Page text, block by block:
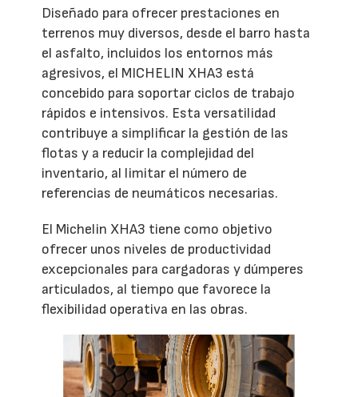
Diseñado para ofrecer prestaciones en
terrenos muy diversos, desde el barro hasta
el asfalto, incluidos los entornos más
agresivos, el MICHELIN XHA3 está
concebido para soportar ciclos de trabajo
rápidos e intensivos. Esta versatilidad
contribuye a simplificar la gestión de las
flotas y a reducir la complejidad del
inventario, al limitar el número de
referencias de neumáticos necesarias.
El Michelin XHA3 tiene como objetivo
ofrecer unos niveles de productividad
excepcionales para cargadoras y dúmperes
articulados, al tiempo que favorece la
flexibilidad operativa en las obras.